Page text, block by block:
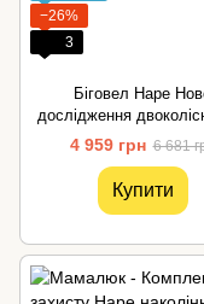
−26%
3
Біговел Hape
дослідження
рожевий (E8653)
4 959 грн 6 681
Купити